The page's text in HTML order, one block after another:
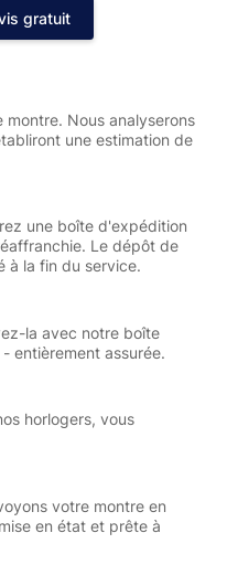
gratuit
Nous analyserons
une estimation de
une boîte d'expédition
Le dépôt de
à la fin du service.
la avec notre boîte
entièrement assurée.
horlogers, vous
votre montre en
en état et prête à